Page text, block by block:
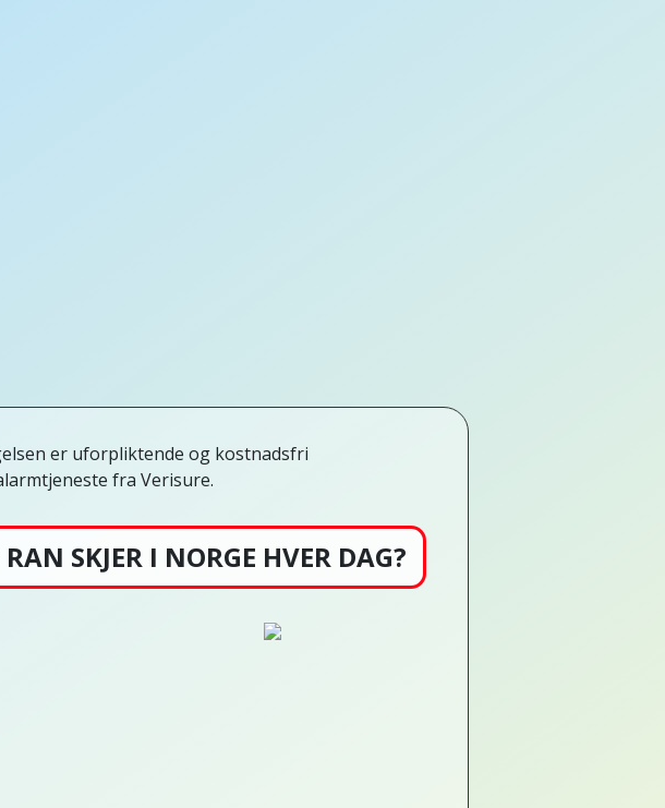
er uforpliktende og kostnadsfri
fra Verisure.
SKJER I NORGE HVER DAG?